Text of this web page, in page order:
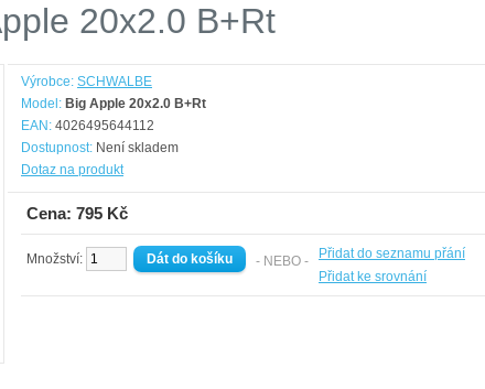
20x2.0 B+Rt
Výrobce: SCHWALBE
Model: Big Apple 20x2.0 B+Rt
EAN: 4026495644112
Dostupnost: Není skladem
Dotaz na produkt
Cena: 795 Kč
Množství: - NEBO -
Přidat do seznamu přání
Přidat ke srovnání